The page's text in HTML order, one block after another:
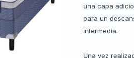
una capa
para un
intermedia.
Una vez